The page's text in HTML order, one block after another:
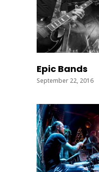
Epic Bands
September 22, 2016